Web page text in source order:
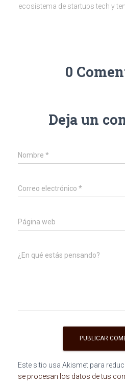
ecosistema de startups tech y
0
Deja un
Nombre *
Correo electrónico *
Página web
¿En qué estás pensando?
Este sitio usa Akismet para
se procesan los datos de tus